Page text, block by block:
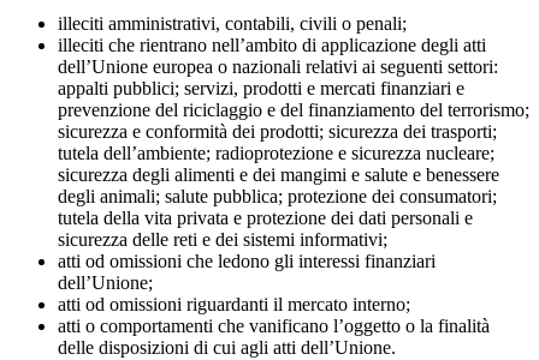
illeciti amministrativi, contabili, civili o penali;
illeciti che rientrano nell’ambito di applicazione degli atti
dell’Unione europea o nazionali relativi ai seguenti settori:
appalti pubblici; servizi, prodotti e mercati finanziari e
prevenzione del riciclaggio e del finanziamento del terrorismo;
sicurezza e conformità dei prodotti; sicurezza dei trasporti;
tutela dell’ambiente; radioprotezione e sicurezza nucleare;
sicurezza degli alimenti e dei mangimi e salute e benessere
degli animali; salute pubblica; protezione dei consumatori;
tutela della vita privata e protezione dei dati personali e
sicurezza delle reti e dei sistemi informativi;
atti od omissioni che ledono gli interessi finanziari
dell’Unione;
atti od omissioni riguardanti il mercato interno;
atti o comportamenti che vanificano l’oggetto o la finalità
delle disposizioni di cui agli atti dell’Unione.